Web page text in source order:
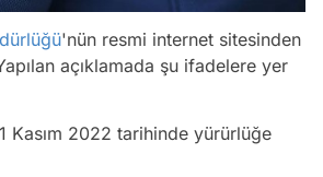
'nün resmi internet sitesinden
açıklamada şu ifadelere yer
Kasım 2022 tarihinde yürürlüğe